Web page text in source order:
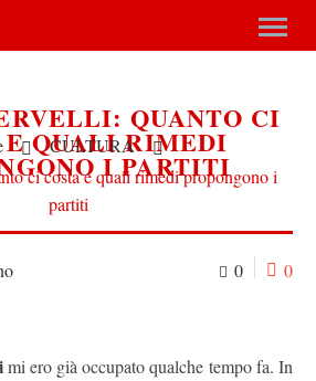
QUANTO CI
E QUALI RIMEDI
I PARTITI
CULTURA
ci costa e quali rimedi propongono i
partiti
0 0
mi ero già occupato qualche tempo fa. In